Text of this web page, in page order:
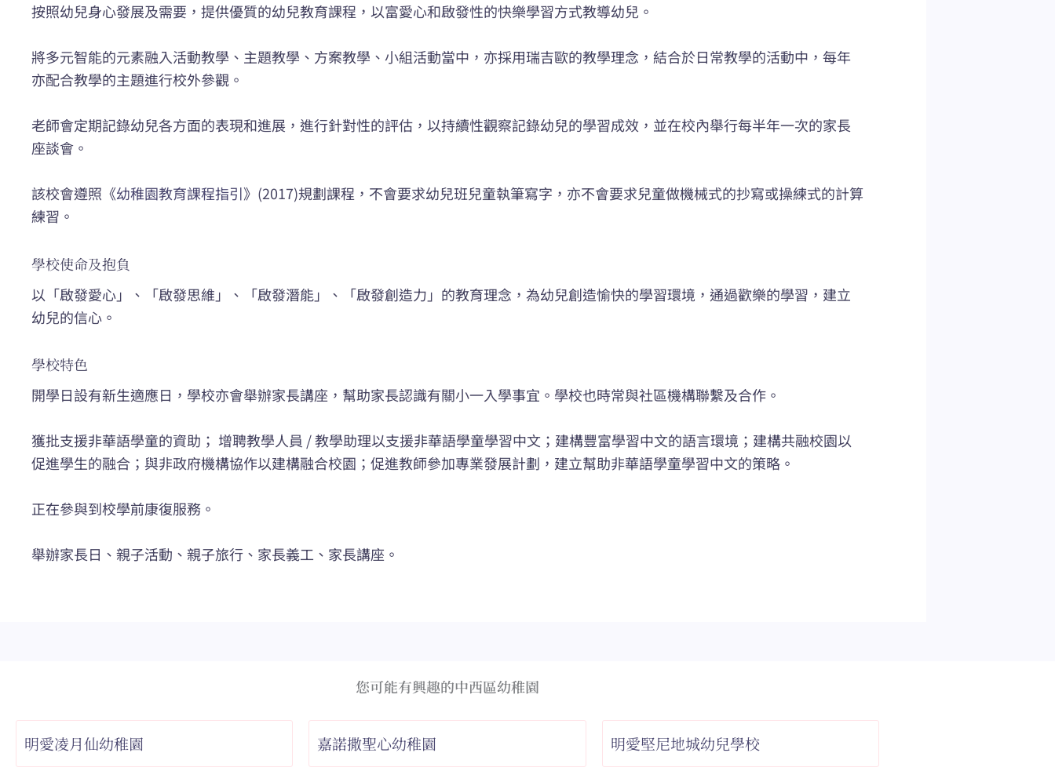
按照幼兒身心發展及需要，提供優質的幼兒教育課程，以富愛心和啟發性的快樂學習方式教導幼兒。
將多元智能的元素融入活動教學、主題教學、方案教學、小組活動當中，亦採用瑞吉歐的教學理念，結合於日常教學的活動中，每年
亦配合教學的主題進行校外參觀。
老師會定期記錄幼兒各方面的表現和進展，進行針對性的評估，以持續性觀察記錄幼兒的學習成效，並在校內舉行每半年一次的家長
座談會。
該校會遵照《幼稚園教育課程指引》(2017)規劃課程，不會要求幼兒班兒童執筆寫字，亦不會要求兒童做機械式的抄寫或操練式的計算
練習。
學校使命及抱負
以「啟發愛心」、「啟發思維」、「啟發潛能」、「啟發創造力」的教育理念，為幼兒創造愉快的學習環境，通過歡樂的學習，建立
幼兒的信心。
學校特色
開學日設有新生適應日，學校亦會舉辦家長講座，幫助家長認識有關小一入學事宜。學校也時常與社區機構聯繫及合作。
獲批支援非華語學童的資助； 增聘教學人員 / 教學助理以支援非華語學童學習中文；建構豐富學習中文的語言環境；建構共融校園以
促進學生的融合；與非政府機構協作以建構融合校園；促進教師參加專業發展計劃，建立幫助非華語學童學習中文的策略。
正在參與到校學前康復服務。
舉辦家長日、親子活動、親子旅行、家長義工、家長講座。
您可能有興趣的中西區幼稚園
明愛凌月仙幼稚園 嘉諾撒聖心幼稚園 明愛堅尼地城幼兒學校